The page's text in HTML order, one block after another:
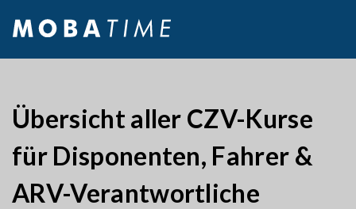
Übersicht aller CZV-Kurse
für Disponenten, Fahrer &
ARV-Verantwortliche